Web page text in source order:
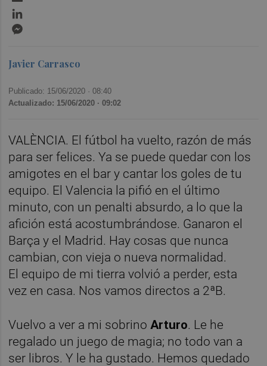
Javier Carrasco
Publicado: 15/06/2020 ·08:40
Actualizado: 15/06/2020 · 09:02
VALÈNCIA. El fútbol ha vuelto, razón de más
para ser felices. Ya se puede quedar con los
amigotes en el bar y cantar los goles de tu
equipo. El Valencia la pifió en el último
minuto, con un penalti absurdo, a lo que la
afición está acostumbrándose. Ganaron el
Barça y el Madrid. Hay cosas que nunca
cambian, con vieja o nueva normalidad.
El equipo de mi tierra volvió a perder, esta
vez en casa. Nos vamos directos a 2ªB.
Vuelvo a ver a mi sobrino Arturo. Le he
regalado un juego de magia; no todo van a
ser libros. Y le ha gustado. Hemos quedado